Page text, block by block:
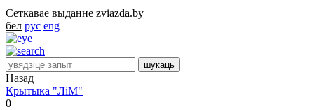
Сеткавае выданне zviazda.by
бел рус eng
Назад
Крытыка "ЛіМ"
0